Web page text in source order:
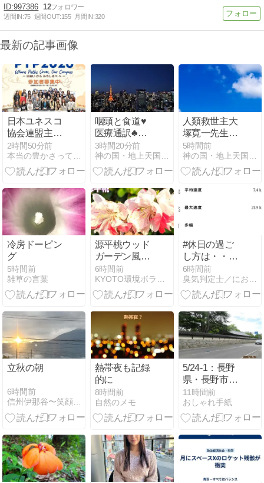
997386 12
週間IN:75 週間OUT:155 月間IN:320
最新の記事画像
日本ユネスコ
協会連盟主
催！出会いと
対話から、平
和への一歩を
「PYP2026」
参加者募集
2時間50分前
咽頭と食道♥
医療通訳♣食
道は英語
で esophagus ／
医学用語：
3時間20分前
人類救世主大
塚寛一先生♣
杉並公会堂で
のご講演如是
我聞♥
5時間前
冷房ドーピン
グ
5時間前
雑草の言葉
源平桃ウッド
ガーデン風に
🌸・・・思い
出の双子桃の
花＆🍃バジル
6時間前
#休日の過ご
し方は・・暑
すぎる夏、酷
暑なので、と
にかく無理せ
はしていくこ
と
6時間前
立秋の朝
6時間前
信州伊那谷〜笑顔あふれる家づくり〜
熱帯夜も記録
的に
8時間前
自然のメモ
5/24-1：長野
県・長野市・
善光寺
11時間前
おしゃれ手紙